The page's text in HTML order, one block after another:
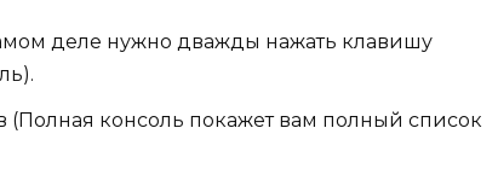
деле нужно дважды нажать клавишу
(Полная консоль покажет вам полный список